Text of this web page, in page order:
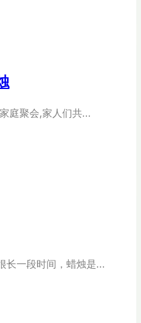
庭聚会,家人们共…
长一段时间，蜡烛是…